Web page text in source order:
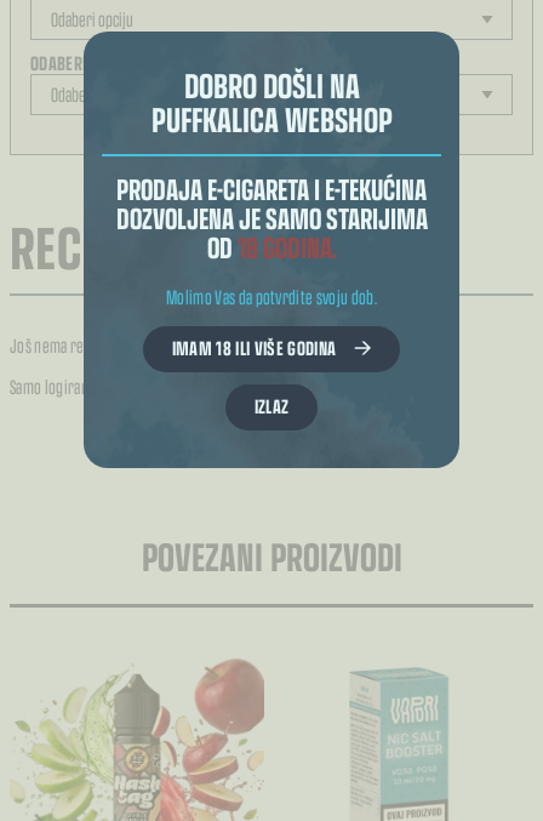
DOBRO DOŠLI NA
PUFFKALICA WEBSHOP
PRODAJA E-CIGARETA I E-TEKUĆINA
DOZVOLJENA JE SAMO STARIJIMA
OD18 GODINA.
Molimo Vas da potvrdite svoju dob.
IMAM 18 ILI VIŠE GODINA
IZLAZ
ODABERITE JAČINU
REZULTAT ODABIRA
RECENZIJE (0)
Još nema recenzija.
Samo logirani kupci koji su kupili ovaj proizvod mogu napisati recenziju.
POVEZANI PROIZVODI